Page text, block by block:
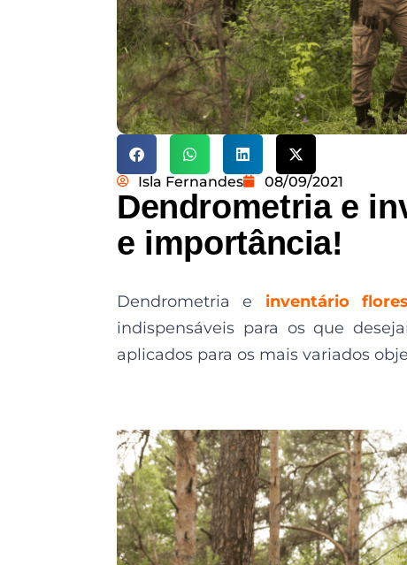
Isla Fernandes 08/09/2021
Dendrometria e
e importância!
Dendrometria e inventário
indispensáveis para os que
aplicados para os mais variados